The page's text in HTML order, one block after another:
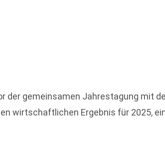
der gemeinsamen Jahrestagung mit
wirtschaftlichen Ergebnis für 2025,